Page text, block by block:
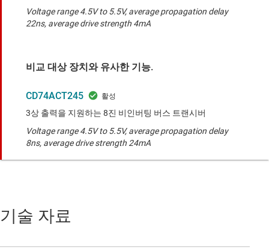
Voltage range 4.5V to 5.5V, average propagation delay
22ns, average drive strength 4mA
비교 대상 장치와 유사한 기능.
CD74ACT245
3상 출력을 지원하는 8진 비인버팅 버스 트랜시버
Voltage range 4.5V to 5.5V, average propagation delay
8ns, average drive strength 24mA
기술 자료